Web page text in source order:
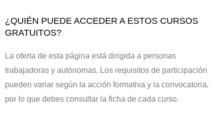
¿QUIÉN PUEDE ACCEDER A ESTOS CURSOS
GRATUITOS?
La oferta de esta página está dirigida a personas
trabajadoras y autónomas. Los requisitos de participación
pueden variar según la acción formativa y la convocatoria,
por lo que debes consultar la ficha de cada curso.